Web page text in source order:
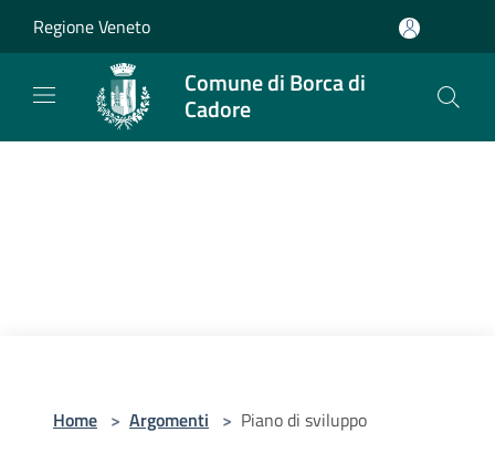
Regione Veneto
Comune di Borca di
Cadore
Home > Argomenti > Piano di sviluppo